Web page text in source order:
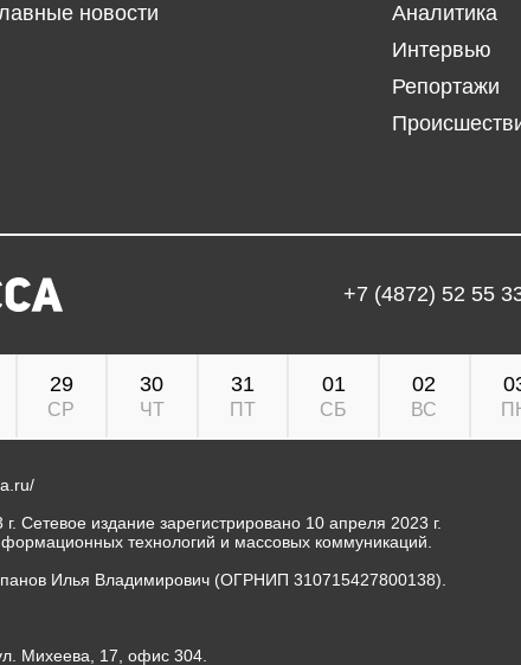
новости
Аналитика
Интервью
Репортажи
+7 (4872) 52 55
29
СР
30
ЧТ
31
ПТ
01
СБ
02
ВС
издание зарегистрировано 10 апреля 2023 г.
технологий и массовых коммуникаций.
Илья Владимирович (ОГРНИП 310715427800138).
Михеева, 17, офис 304.